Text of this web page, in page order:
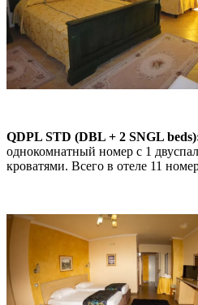
QDPL STD (DBL + 2 SNGL
однокомнатный номер с 1
кроватями. Всего в отеле 11